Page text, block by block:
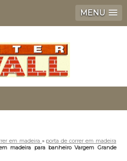
MENU
em madeira » porta de correr em madeira
madeira para banheiro Vargem Grande